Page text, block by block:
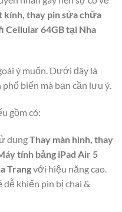
kính, thay pin sửa chữa
Cellular 64GB tại Nha
ý muốn. Dưới đây là
biến mà bạn cần lưu ý.
gồm có:
dụngThay màn hình, thay
tính bảng iPad Air 5
Trangvới hiệu năng cao.
khiến pin bị chai &